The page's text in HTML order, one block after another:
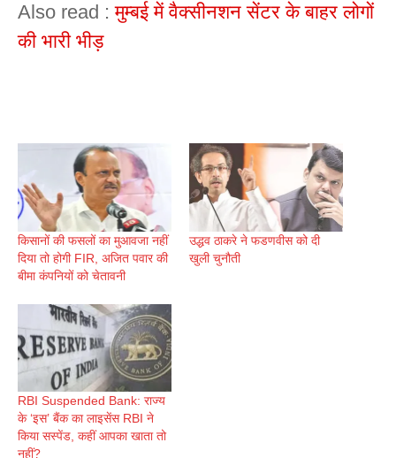
Also read :मुम्बई में वैक्सीनशन सेंटर के बाहर लोगों
की भारी भीड़
किसानों की फसलों का मुआवजा नहीं
दिया तो होगी FIR, अजित पवार की
बीमा कंपनियों को चेतावनी
उद्धव ठाकरे ने फडणवीस को दी
खुली चुनौती
RBI Suspended Bank: राज्य
के ‘इस’ बैंक का लाइसेंस RBI ने
किया सस्पेंड, कहीं आपका खाता तो
नहीं?